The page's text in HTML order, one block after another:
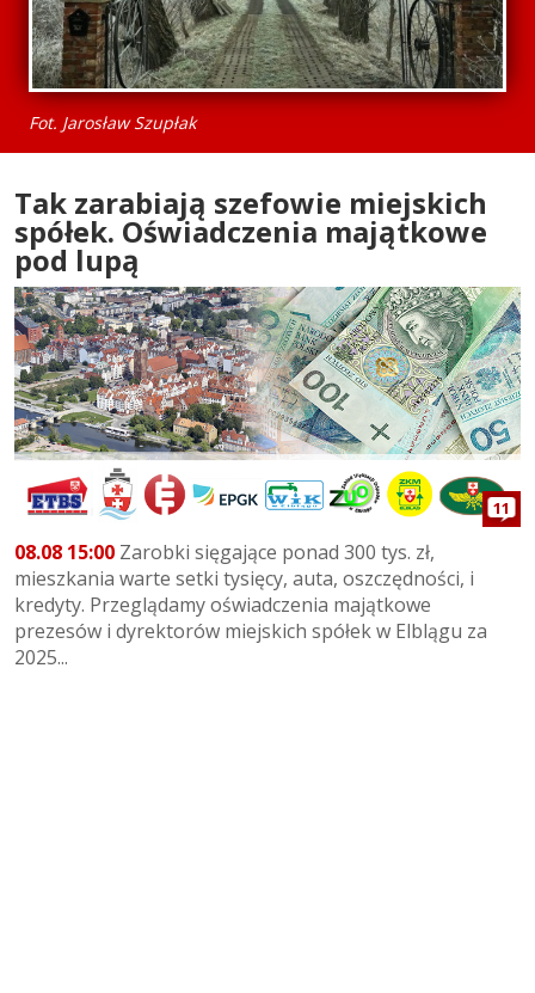
Fot. Jarosław Szupłak
Tak zarabiają szefowie miejskich
spółek. Oświadczenia majątkowe
pod lupą
11
08.08 15:00 Zarobki sięgające ponad 300 tys. zł,
mieszkania warte setki tysięcy, auta, oszczędności, i
kredyty. Przeglądamy oświadczenia majątkowe
prezesów i dyrektorów miejskich spółek w Elblągu za
2025...